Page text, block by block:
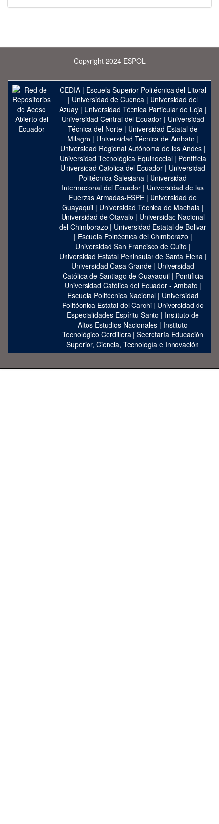
Copyright 2024 ESPOL
CEDIA| Escuela Superior Politécnica del Litoral
| Universidad de Cuenca| Universidad del
Azuay| Universidad Técnica Particular de Loja|
Universidad Central del Ecuador| Universidad
Técnica del Norte | Universidad Estatal de
Milagro | Universidad Técnica de Ambato |
Universidad Regional Autónoma de los Andes|
Universidad Tecnológica Equinoccial| Pontificia
Universidad Catolica del Ecuador | Universidad
Politécnica Salesiana | Universidad
Internacional del Ecuador | Universidad de las
Fuerzas Armadas-ESPE | Universidad de
Guayaquil| Universidad Técnica de Machala|
Universidad de Otavalo | Universidad Nacional
del Chimborazo | Universidad Estatal de Bolivar
| Escuela Politécnica del Chimborazo |
Universidad San Francisco de Quito |
Universidad Estatal Peninsular de Santa Elena|
Universidad Casa Grande | Universidad
Católica de Santiago de Guayaquil| Pontificia
Universidad Católica del Ecuador - Ambato |
Escuela Politécnica Nacional| Universidad
Politécnica Estatal del Carchi| Universidad de
Especialidades Espíritu Santo | Instituto de
Altos Estudios Nacionales | Instituto
Tecnológico Cordillera | Secretaría Educación
Superior, Ciencia, Tecnología e Innovación